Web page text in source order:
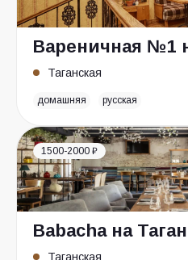
Вареничная №1
Таганская
домашняя русская
1500-2000 ₽
Babacha на
Таганская